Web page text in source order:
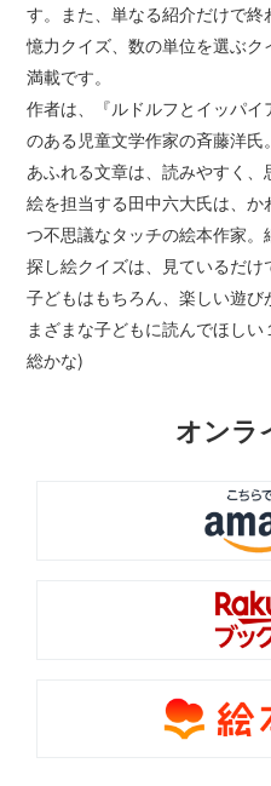
す。また、単なる紹介だけで
憶力クイズ、数の単位を選ぶ
満載です。
作者は、『ルドルフとイッパ
のある児童文学作家の斉藤洋
あふれる文章は、読みやすく、
絵を担当する田中六大氏は、
つ不思議なタッチの絵本作家。
探し絵クイズは、見ているだ
子どもはもちろん、楽しい遊
まざまな子どもに読んでほ
総かな)
オンラ